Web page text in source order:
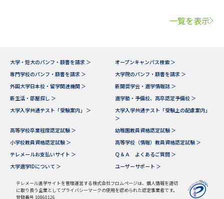
一覧を表示
大学・短大のパンフ・願書を請求 ＞
オープンキャンパス検索 ＞
専門学校のパンフ・願書を請求 ＞
大学院のパンフ・願書を請求 ＞
外国大学日本校・留学関連機関 ＞
新聞奨学会・進学情報誌 ＞
新生活・部屋探し ＞
進学塾・予備校、高卒認定予備校 ＞
大学入学共通テスト「受験案内」 ＞
大学入学共通テスト「受験上の配慮案内」
＞
高等学校卒業程度認定試験 ＞
幼稚園教員資格認定試験 ＞
小学校教員資格認定試験 ＞
高等学校（情報）教員資格認定試験 ＞
テレメールお支払いサイト ＞
Ｑ＆Ａ よくあるご質問 ＞
大学進学IDについて ＞
ユーザーサポート ＞
テレメール進学サイトを管理運営する株式会社フロムページは、個人情報を適切
に取り扱う企業としてプライバシーマークの使用を認められた認定事業者です。
登録番号 10860126